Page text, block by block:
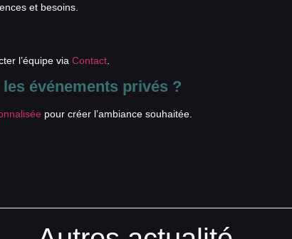
et besoins.
l’équipe via Contact
événements privés ?
pour créer l’ambiance souhaitée.